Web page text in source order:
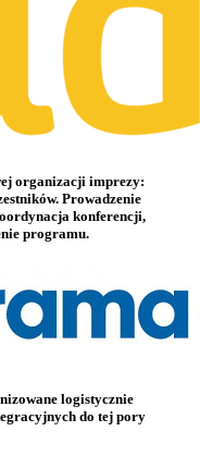
organizacji imprezy:
Prowadzenie
konferencji,
programu.
logistycznie
do tej pory